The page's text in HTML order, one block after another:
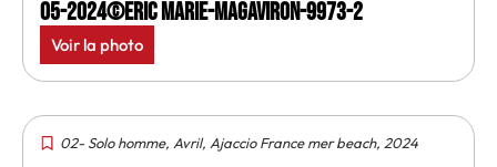
05-2024©Eric Marie-MagAviron-9973-2
Voir la photo
02- Solo homme, Avril, Ajaccio France mer beach, 2024